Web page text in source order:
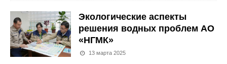
Экологические аспекты
решения водных проблем АО
«НГМК»
13 марта 2025